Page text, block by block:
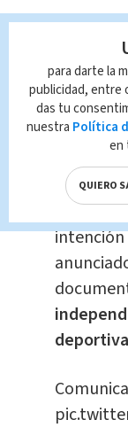
El
del Club
decisión
La
para darte la
publicidad, entre
das tu
nuestra Política
en
QUIERO